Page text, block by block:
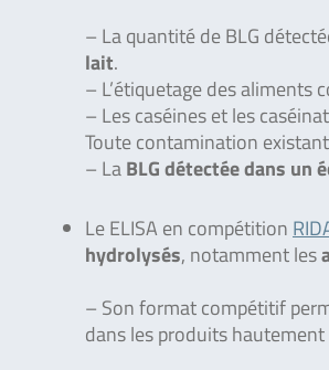
– La quantité de BLG
lait.
– L’étiquetage des aliments
– Les caséines et les
Toute contamination
– LaBLG détectée dans un
Le ELISA en compétition
hydrolysés, notamment les
– Son format compétitif
dans les produits